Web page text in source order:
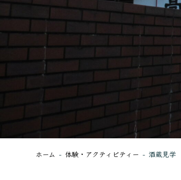
ホーム 体験・アクティビティー 酒蔵見学